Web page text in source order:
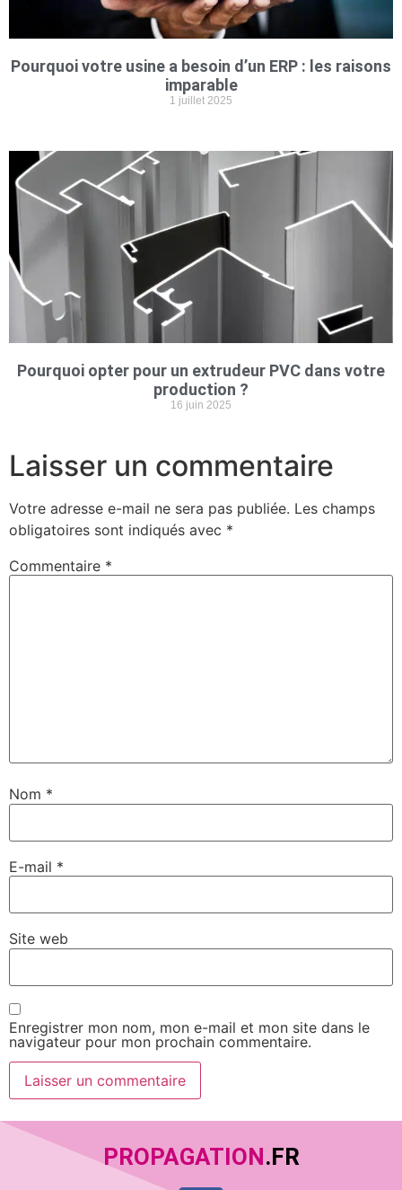
Pourquoi votre usine a besoin d’un ERP : les raisons
imparable
1 juillet 2025
Pourquoi opter pour un extrudeur PVC dans votre
production ?
16 juin 2025
Laisser un commentaire
Votre adresse e-mail ne sera pas publiée. Les champs
obligatoires sont indiqués avec *
Commentaire *
Nom *
E-mail *
Site web
Enregistrer mon nom, mon e-mail et mon site dans le
navigateur pour mon prochain commentaire.
PROPAGATION.FR